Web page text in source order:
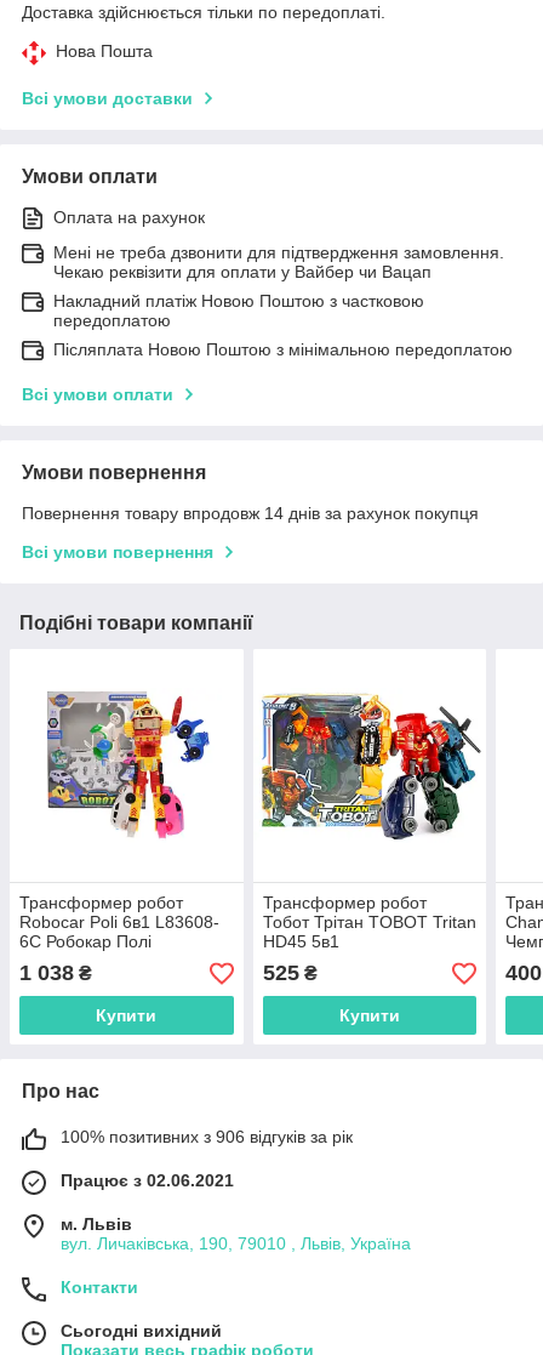
Доставка здійснюється тільки по передоплаті.
Нова Пошта
Всі умови доставки
Умови оплати
Оплата на рахунок
Мені не треба дзвонити для підтвердження замовлення.
Чекаю реквізити для оплати у Вайбер чи Вацап
Накладний платіж Новою Поштою з частковою
передоплатою
Післяплата Новою Поштою з мінімальною передоплатою
Всі умови оплати
Умови повернення
Повернення товару впродовж 14 днів за рахунок покупця
Всі умови повернення
Подібні товари компанії
Трансформер робот
Robocar Poli 6в1 L83608-
6C Робокар Полі
1 038 ₴
Купити
Трансформер робот
Тобот Трітан TOBOT Tritan
HD45 5в1
525₴
Купити
400
Про нас
100% позитивних з 906 відгуків за рік
Працює з 02.06.2021
м. Львів
вул. Личаківська, 190, 79010 , Львів, Україна
Контакти
Сьогодні вихідний
Показати весь графік роботи